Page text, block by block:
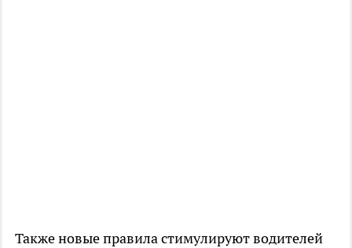
Также новые правила стимулируют водителей